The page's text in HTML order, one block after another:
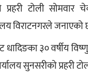
टोली
विराटनगरले जनाएको
३० वर्षीय
सुनसरीको प्रहरी